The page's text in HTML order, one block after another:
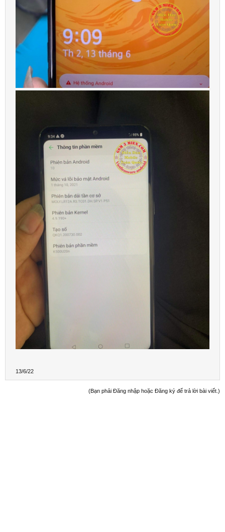
13/6/22
(Bạn phải Đăng nhập hoặc Đăng ký để trả lời bài viết.)